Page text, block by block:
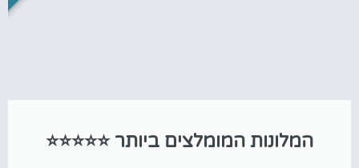
המלונות המומלצים ביותר ⭐⭐⭐⭐⭐